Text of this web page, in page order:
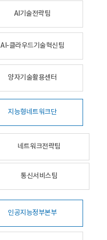
AI기술전략팀
AI-클라우드기술혁신팀
양자기술활용센터
지능형네트워크단
네트워크전략팀
통신서비스팀
인공지능정부본부